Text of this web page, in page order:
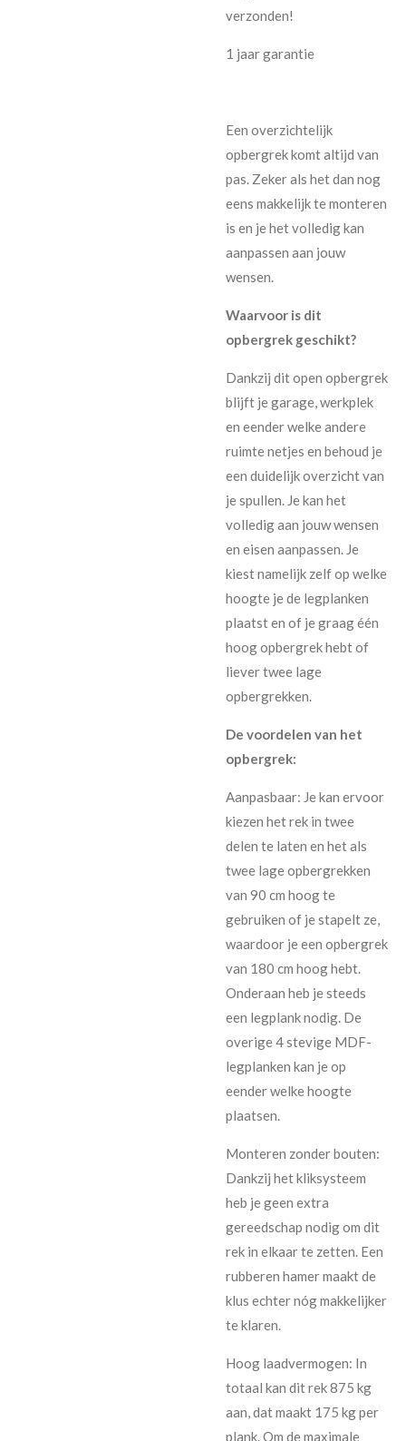
verzonden!
1 jaar garantie
Een overzichtelijk
opbergrek komt altijd van
pas. Zeker als het dan nog
eens makkelijk te monteren
is en je het volledig kan
aanpassen aan jouw
wensen.
Waarvoor is dit
opbergrek geschikt?
Dankzij dit open opbergrek
blijft je garage, werkplek
en eender welke andere
ruimte netjes en behoud je
een duidelijk overzicht van
je spullen. Je kan het
volledig aan jouw wensen
en eisen aanpassen. Je
kiest namelijk zelf op welke
hoogte je de legplanken
plaatst en of je graag één
hoog opbergrek hebt of
liever twee lage
opbergrekken.
De voordelen van het
opbergrek:
Aanpasbaar: Je kan ervoor
kiezen het rek in twee
delen te laten en het als
twee lage opbergrekken
van 90 cm hoog te
gebruiken of je stapelt ze,
waardoor je een opbergrek
van 180 cm hoog hebt.
Onderaan heb je steeds
een legplank nodig. De
overige 4 stevige MDF-
legplanken kan je op
eender welke hoogte
plaatsen.
Monteren zonder bouten:
Dankzij het kliksysteem
heb je geen extra
gereedschap nodig om dit
rek in elkaar te zetten. Een
rubberen hamer maakt de
klus echter nóg makkelijker
te klaren.
Hoog laadvermogen: In
totaal kan dit rek 875 kg
aan, dat maakt 175 kg per
plank. Om de maximale